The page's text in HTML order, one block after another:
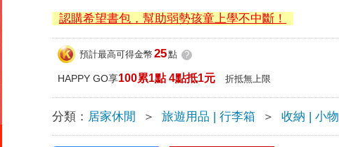
認購希望書包，幫助弱勢孩童上學不中斷！
預計最高可得金幣 25點 ?
HAPPY GO享100累1點 4點抵1元 折抵無上限
分類： 居家休閒 ＞ 旅遊用品 | 行李箱 ＞ 收納 | 小物